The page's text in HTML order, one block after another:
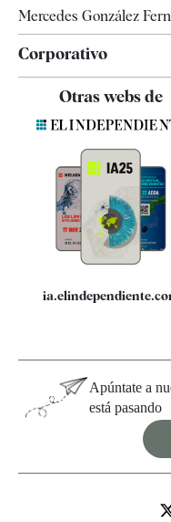
Mercedes González
Corporativo
Contacto
Quiénes somos
Especificaciones
Otras webs de
Apúntate a
está pasando